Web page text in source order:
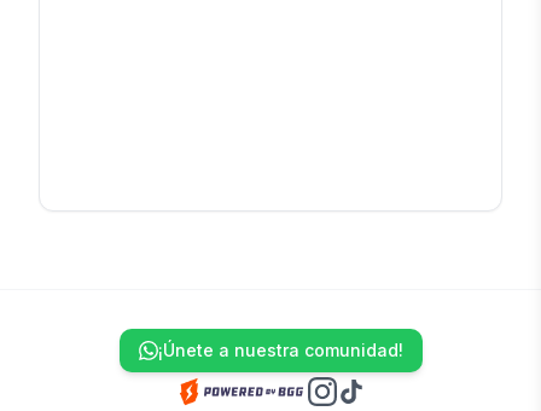
¡Únete a nuestra comunidad!